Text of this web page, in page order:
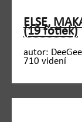
ELSE,
(19 fotiek)
autor: DeeGee
710 videní